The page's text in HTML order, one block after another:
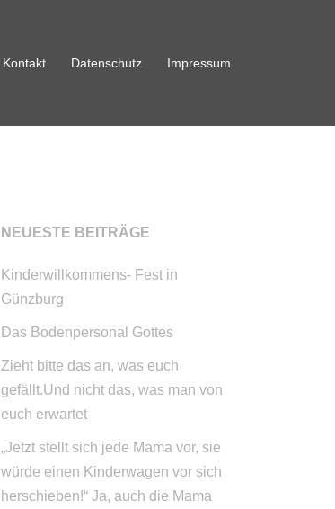
Kontakt Datenschutz Impressum
NEUESTE BEITRÄGE
Kinderwillkommens- Fest in
Günzburg
Das Bodenpersonal Gottes
Zieht bitte das an, was euch
gefällt.Und nicht das, was man von
euch erwartet
„Jetzt stellt sich jede Mama vor, sie
würde einen Kinderwagen vor sich
herschieben!“ Ja, auch die Mama